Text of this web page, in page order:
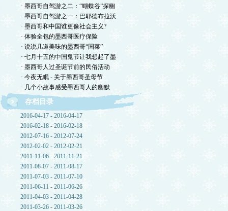
· 墨西哥自驾游之二：“蝴蝶谷”探幽
· 墨西哥自驾游之一：巴耶德布拉沃
· 墨西哥和中国谁更像社会主义?
· 体验全包的墨西哥医疗保险
· 说说几道美味的墨西哥“国菜”
· 七月十五的中国鬼节让我想起了墨
· 墨西哥人过圣诞节前的民俗活动
· 今夜无眠 - 关于墨西哥圣母节
· 几个小故事感受墨西哥人的幽默
存档目录
2016-04-17 - 2016-04-17
2016-02-18 - 2016-02-18
2012-07-16 - 2012-07-24
2012-02-02 - 2012-02-21
2011-11-06 - 2011-11-21
2011-08-07 - 2011-08-17
2011-07-03 - 2011-07-10
2011-06-11 - 2011-06-26
2011-04-03 - 2011-04-28
2011-03-26 - 2011-03-26